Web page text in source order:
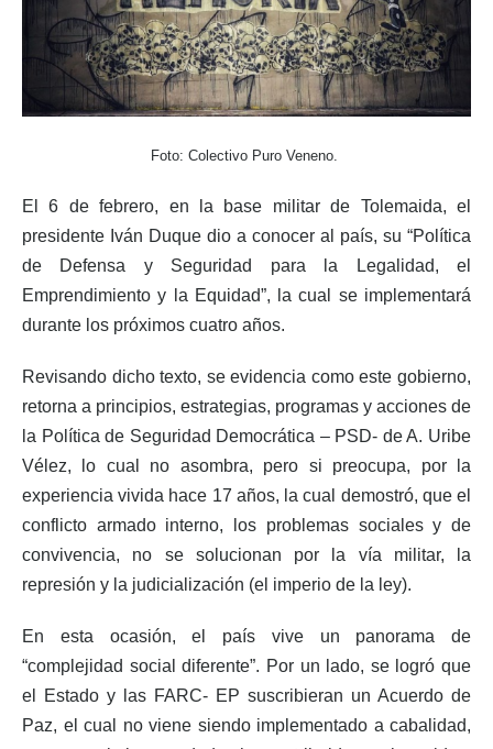
Foto: Colectivo Puro Veneno.
El 6 de febrero, en la base militar de Tolemaida, el
presidente Iván Duque dio a conocer al país, su “Política
de Defensa y Seguridad para la Legalidad, el
Emprendimiento y la Equidad”, la cual se implementará
durante los próximos cuatro años.
Revisando dicho texto, se evidencia como este gobierno,
retorna a principios, estrategias, programas y acciones de
la Política de Seguridad Democrática – PSD- de A. Uribe
Vélez, lo cual no asombra, pero si preocupa, por la
experiencia vivida hace 17 años, la cual demostró, que el
conflicto armado interno, los problemas sociales y de
convivencia, no se solucionan por la vía militar, la
represión y la judicialización (el imperio de la ley).
En esta ocasión, el país vive un panorama de
“complejidad social diferente”. Por un lado, se logró que
el Estado y las FARC- EP suscribieran un Acuerdo de
Paz, el cual no viene siendo implementado a cabalidad,